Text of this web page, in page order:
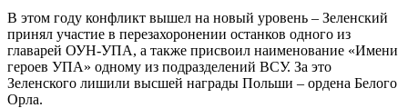
В этом году конфликт вышел на новый уровень – Зеленский
принял участие в перезахоронении останков одного из
главарей ОУН-УПА, а также присвоил наименование «Имени
героев УПА» одному из подразделений ВСУ. За это
Зеленского лишили высшей награды Польши – ордена Белого
Орла.